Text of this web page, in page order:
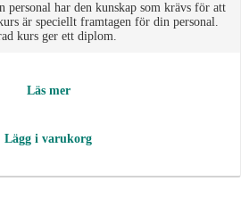
personal har den kunskap som krävs för att
är speciellt framtagen för din personal.
kurs ger ett diplom.
Läs mer
Lägg i varukorg